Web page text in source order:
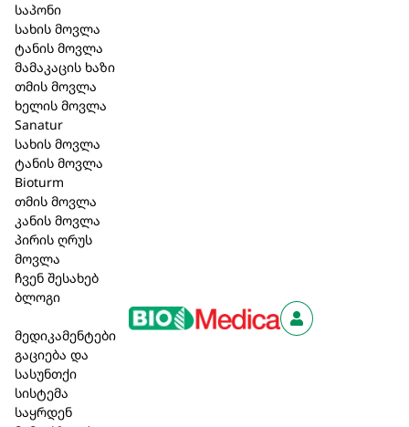
საპონი
სახის მოვლა
ტანის მოვლა
მამაკაცის ხაზი
თმის მოვლა
ხელის მოვლა
Sanatur
სახის მოვლა
ტანის მოვლა
Bioturm
თმის მოვლა
კანის მოვლა
პირის ღრუს
მოვლა
ჩვენ შესახებ
ბლოგი
მედიკამენტები
გაციება და
სასუნთქი
სისტემა
საყრდენ
ზღვის წყალმცენარეები უზრუნველყოფენ
კანის სიმკვრივის ზრდას. მოცემული ფორმა
შემუშავებულია ცელულიტის და სხვადასხვა
მიზეზით განპირობებული კანის
მოშვებულობის სამკურნალოდ.
წითელი კორალინის წყალმცენარის, შვრიის
ბალახის, ცხენის კუდას და მაღალი
პროტეინების და მინერალების შემცველი
სპირულინას კომბინაცია შესაძლებელია
გახდეს ახალგაზრდობის ფორმულა
პრობლემური კანის ზონებისთვის.
44,70 ₾